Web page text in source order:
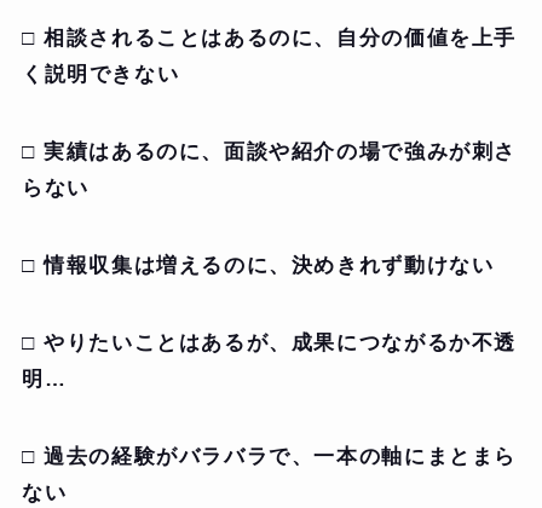
□ 相談されることはあるのに、自分の価値を上手
く説明できない
□ 実績はあるのに、面談や紹介の場で強みが刺さ
らない
□ 情報収集は増えるのに、決めきれず動けない
□ やりたいことはあるが、成果につながるか不透
明…
□ 過去の経験がバラバラで、一本の軸にまとまら
ない